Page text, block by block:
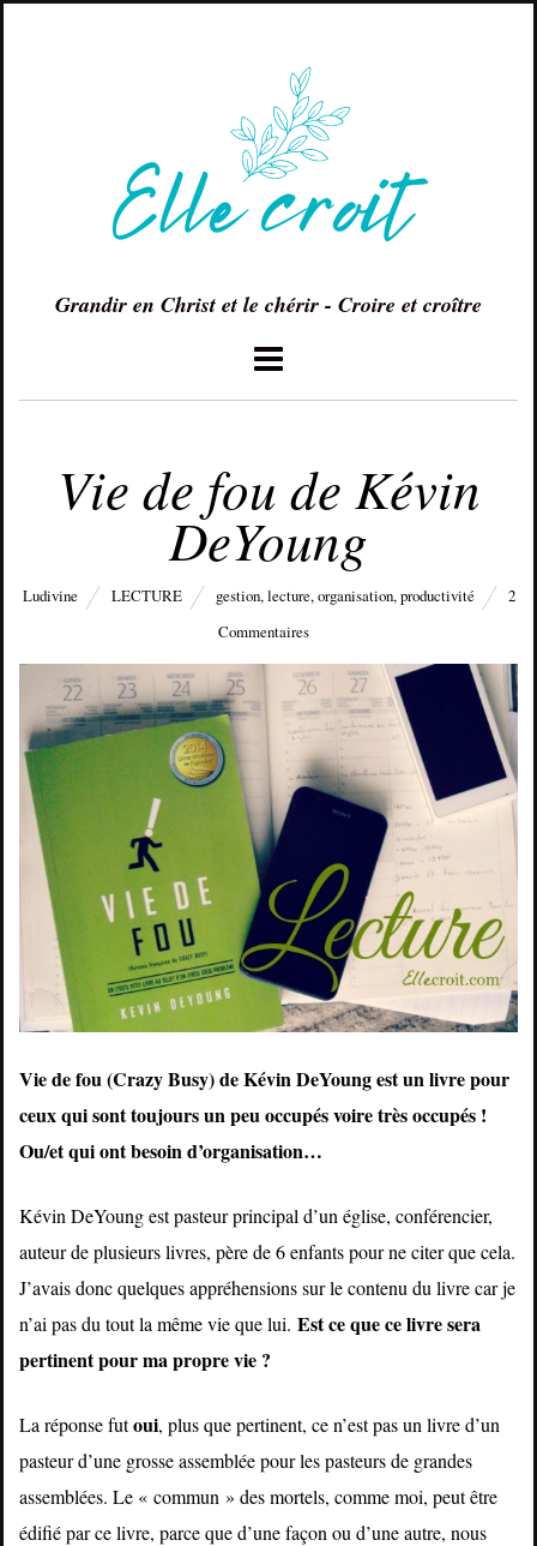
Grandir en Christ et le chérir - Croire et croître
Vie de fou de Kévin
DeYoung
Ludivine LECTURE gestion,lecture,organisation,productivité
2
Commentaires
Vie de fou (Crazy Busy) de Kévin DeYoung est un livre pour
ceux qui sont toujours un peu occupés voire très occupés !
Ou/et qui ont besoin d’organisation…
Kévin DeYoung est pasteur principal d’un église, conférencier,
auteur de plusieurs livres, père de 6 enfants pour ne citer que cela.
J’avais donc quelques appréhensions sur le contenu du livre car je
n’ai pas du tout la même vie que lui.Est ce que ce livre sera
pertinent pour ma propre vie ?
La réponse futoui, plus que pertinent, ce n’est pas un livre d’un
pasteur d’une grosse assemblée pour les pasteurs de grandes
assemblées. Le « commun » des mortels, comme moi, peut être
édifié par ce livre, parce que d’une façon ou d’une autre, nous